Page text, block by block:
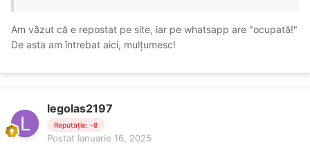
Am văzut că e repostat pe site, iar pe whatsapp are "ocupată!"
De asta am întrebat aici, mulțumesc!
legolas2197
Reputație: -8
Postat Ianuarie 16, 2025